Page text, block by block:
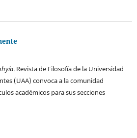
. Revista de Filosofía de la Universidad
(UAA) convoca a la comunidad
académicos para sus secciones